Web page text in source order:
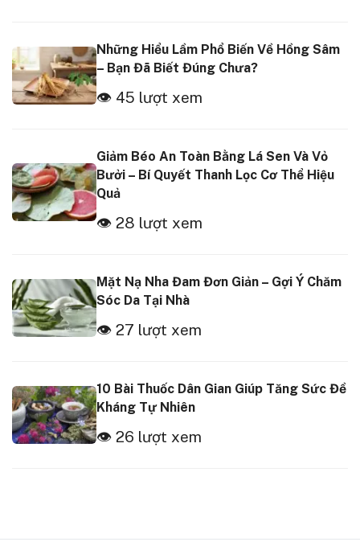
Những Hiểu Lầm Phổ Biến Về Hồng Sâm
– Bạn Đã Biết Đúng Chưa?
👁 45 lượt xem
Giảm Béo An Toàn Bằng Lá Sen Và Vỏ
Bưởi – Bí Quyết Thanh Lọc Cơ Thể Hiệu
Quả
👁 28 lượt xem
Mặt Nạ Nha Đam Đơn Giản – Gợi Ý Chăm
Sóc Da Tại Nhà
👁 27 lượt xem
10 Bài Thuốc Dân Gian Giúp Tăng Sức Đề
Kháng Tự Nhiên
👁 26 lượt xem